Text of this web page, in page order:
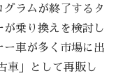
ラムが終了するタ
乗り換えを検討し
ー車が多く市場に出
車」として再販し